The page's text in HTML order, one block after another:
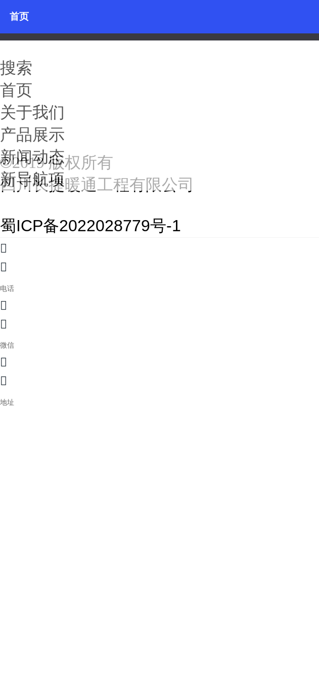
首页
产品展示
新闻动态
搜索
首页
关于我们
产品展示
新闻动态
新导航项
©2019 版权所有
四川长捷暖通工程有限公司
蜀ICP备2022028779号-1
电话
微信
地址